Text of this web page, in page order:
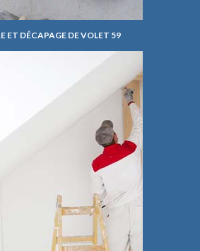
ET DÉCAPAGE DE VOLET 59